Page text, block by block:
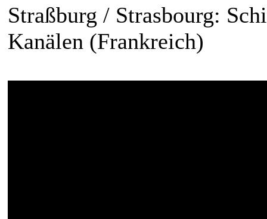
Straßburg / Strasbourg:
Kanälen (Frankreich)